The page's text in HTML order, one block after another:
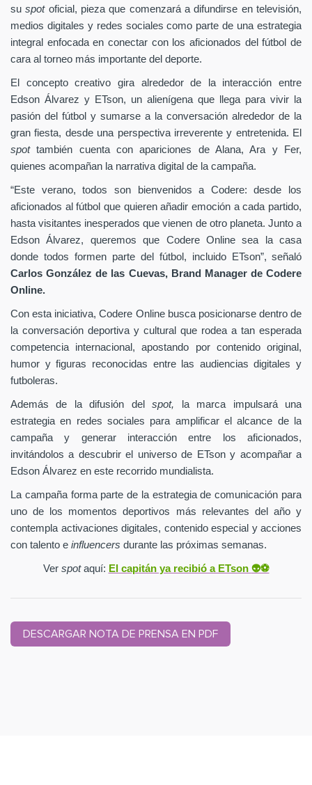
suspot oficial, pieza que comenzará a difundirse en televisión,
medios digitales y redes sociales como parte de una estrategia
integral enfocada en conectar con los aficionados del fútbol de
cara al torneo más importante del deporte.
El concepto creativo gira alrededor de la interacción entre
Edson Álvarez y ETson, un alienígena que llega para vivir la
pasión del fútbol y sumarse a la conversación alrededor de la
gran fiesta, desde una perspectiva irreverente y entretenida. El
spottambién cuenta con apariciones de Alana, Ara y Fer,
quienes acompañan la narrativa digital de la campaña.
“Este verano, todos son bienvenidos a Codere: desde los
aficionados al fútbol que quieren añadir emoción a cada partido,
hasta visitantes inesperados que vienen de otro planeta. Junto a
Edson Álvarez, queremos que Codere Online sea la casa
donde todos formen parte del fútbol, incluido ETson”, señaló
Carlos González de las Cuevas, Brand Manager de Codere
Online.
Con esta iniciativa, Codere Online busca posicionarse dentro de
la conversación deportiva y cultural que rodea a tan esperada
competencia internacional, apostando por contenido original,
humor y figuras reconocidas entre las audiencias digitales y
futboleras.
Además de la difusión delspot,
la marca impulsará una
estrategia en redes sociales para amplificar el alcance de la
campaña y generar interacción entre los aficionados,
invitándolos a descubrir el universo de ETson y acompañar a
Edson Álvarez en este recorrido mundialista.
La campaña forma parte de la estrategia de comunicación para
uno de los momentos deportivos más relevantes del año y
contempla activaciones digitales, contenido especial y acciones
con talento e influencers durante las próximas semanas.
Ver spotaquí: El capitán ya recibió a ETson 👽⚽️
DESCARGAR NOTA DE PRENSA EN PDF